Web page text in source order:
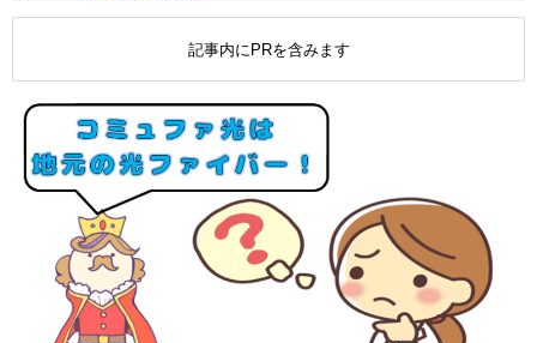
記事内にPRを含みます